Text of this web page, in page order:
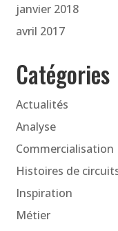
janvier 2018
avril 2017
Catégories
Actualités
Analyse
Commercialisation
Histoires de
Inspiration
Métier